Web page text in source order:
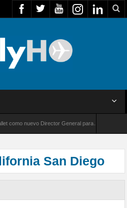
nuevo Director General para América Latina
San Diego